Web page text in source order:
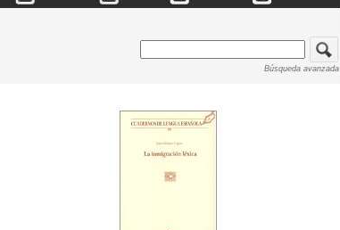
Búsqueda avanzada